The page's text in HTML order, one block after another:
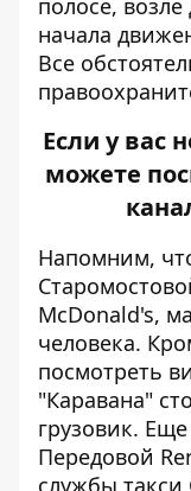
полосе,
начала
Все
Если у вас
можете
Напомним,
McDonald's,
человека.
посмотреть
"Каравана"
грузовик. Еще
Передовой
службы такси